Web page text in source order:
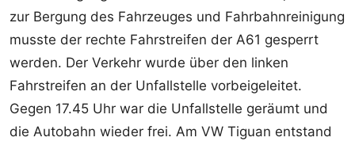
zur Bergung des Fahrzeuges und Fahrbahnreinigung
musste der rechte Fahrstreifen der A61 gesperrt
werden. Der Verkehr wurde über den linken
Fahrstreifen an der Unfallstelle vorbeigeleitet.
Gegen 17.45 Uhr war die Unfallstelle geräumt und
die Autobahn wieder frei. Am VW Tiguan entstand